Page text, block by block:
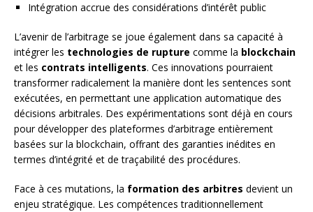
Intégration accrue des considérations d’intérêt public
L’avenir de l’arbitrage se joue également dans sa capacité à
intégrer les technologies de rupture comme la blockchain
et les contrats intelligents. Ces innovations pourraient
transformer radicalement la manière dont les sentences sont
exécutées, en permettant une application automatique des
décisions arbitrales. Des expérimentations sont déjà en cours
pour développer des plateformes d’arbitrage entièrement
basées sur la blockchain, offrant des garanties inédites en
termes d’intégrité et de traçabilité des procédures.
Face à ces mutations, la formation des arbitres devient un
enjeu stratégique. Les compétences traditionnellement